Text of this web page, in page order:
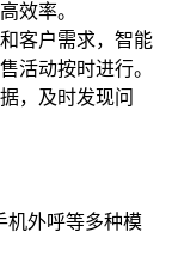
效率。
客户需求，智能
活动按时进行。
，及时发现问
机外呼等多种模